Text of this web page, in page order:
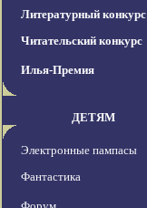
Литературный конкурс
Читательский конкурс
Илья-Премия
ДЕТЯМ
Электронные пампасы
Фантастика